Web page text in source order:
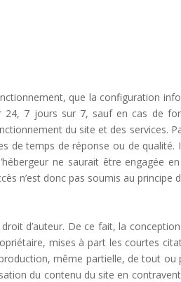
que la configuration
24, 7 jours sur 7, sauf en cas de
du site et des services.
temps de réponse ou de qualité.
ne saurait être engagée
n’est donc pas soumis au principe
d’auteur. De ce fait, la
mises à part les courtes
même partielle, de tout
du contenu du site en